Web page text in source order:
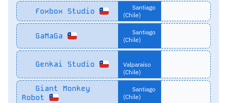
Foxbox Studio
Santiago
(Chile)
GaMaGa
Santiago
(Chile)
Genkai Studio
Valparaíso
(Chile)
Giant Monkey
Robot
Santiago
(Chile)